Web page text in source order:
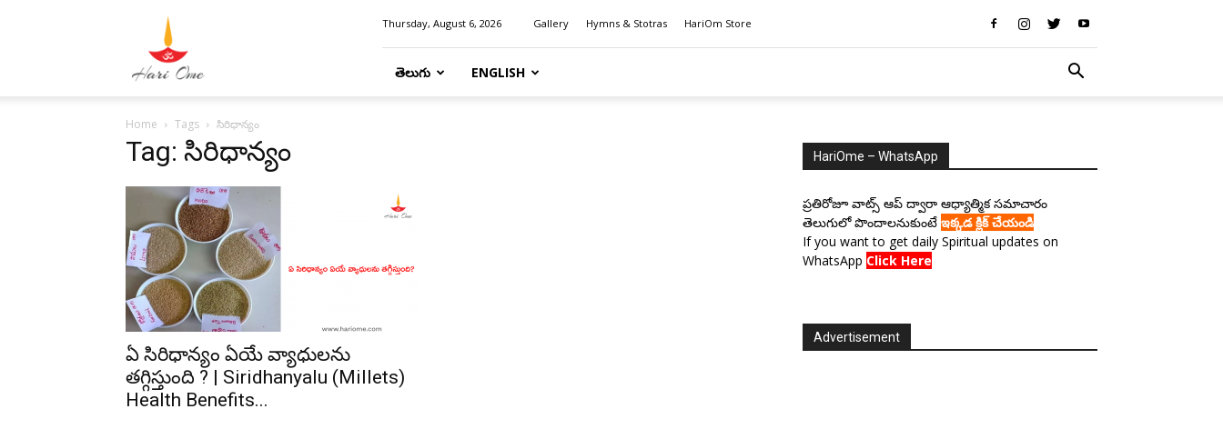
Thursday, August 6, 2026 Gallery Hymns & Stotras HariOm Store
తెలుగు ENGLISH
Home Tags సిరిధాన్యం
Tag: సిరిధాన్యం
ఏ సిరిధాన్యం ఏయే వ్యాధులను
తగ్గిస్తుంది ? | Siridhanyalu (Millets)
Health Benefits...
HariOme – WhatsApp
ప్రతిరోజూ వాట్స్ ఆప్ ద్వారా ఆధ్యాత్మిక సమాచారం
తెలుగులో పొందాలనుకుంటే ఇక్కడ క్లిక్ చేయండి
If you want to get daily Spiritual updates on
WhatsApp Click Here
Advertisement